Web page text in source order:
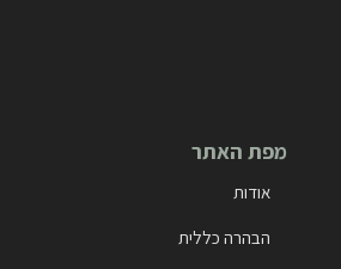
מפת האתר
אודות
הבהרה כללית